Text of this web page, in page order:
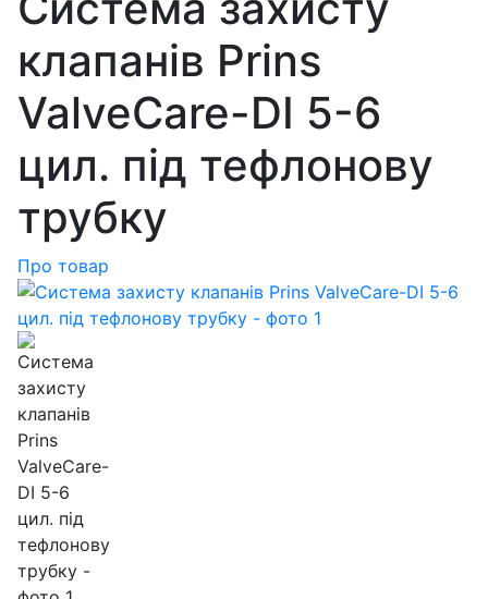
клапанів Prins
ValveCare-DI 5-6
цил. під тефлонову
трубку
Про товар